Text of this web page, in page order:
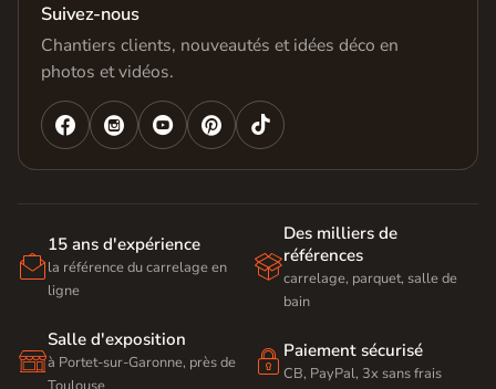
Suivez-nous
Chantiers clients, nouveautés et idées déco en
photos et vidéos.
   

15 ans d'expérience
la référence du carrelage en
ligne

Des milliers de
références
carrelage, parquet, salle de
bain

Salle d'exposition
à Portet-sur-Garonne, près de
 Paiement sécurisé
CB, PayPal, 3x sans frais